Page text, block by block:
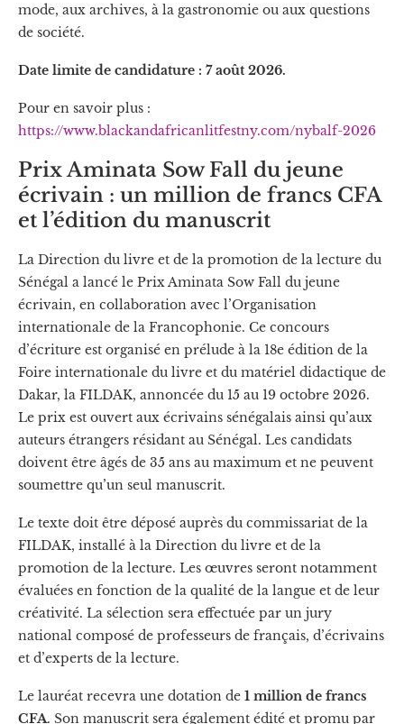
mode, aux archives, à la gastronomie ou aux questions
de société.
Date limite de candidature : 7 août 2026.
Pour en savoir plus :
https://www.blackandafricanlitfestny.com/nybalf-2026
Prix Aminata Sow Fall du jeune
écrivain : un million de francs CFA
et l’édition du manuscrit
La Direction du livre et de la promotion de la lecture du
Sénégal a lancé le Prix Aminata Sow Fall du jeune
écrivain, en collaboration avec l’Organisation
internationale de la Francophonie. Ce concours
d’écriture est organisé en prélude à la 18e édition de la
Foire internationale du livre et du matériel didactique de
Dakar, la FILDAK, annoncée du 15 au 19 octobre 2026.
Le prix est ouvert aux écrivains sénégalais ainsi qu’aux
auteurs étrangers résidant au Sénégal. Les candidats
doivent être âgés de 35 ans au maximum et ne peuvent
soumettre qu’un seul manuscrit.
Le texte doit être déposé auprès du commissariat de la
FILDAK, installé à la Direction du livre et de la
promotion de la lecture. Les œuvres seront notamment
évaluées en fonction de la qualité de la langue et de leur
créativité. La sélection sera effectuée par un jury
national composé de professeurs de français, d’écrivains
et d’experts de la lecture.
Le lauréat recevra une dotation de 1 million de francs
CFA. Son manuscrit sera également édité et promu par